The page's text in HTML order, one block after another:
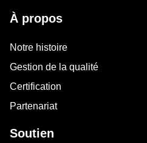
À propos
Notre histoire
Gestion de la qualité
Certification
Partenariat
Soutien